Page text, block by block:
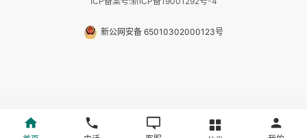
新公网安备 65010302000123号